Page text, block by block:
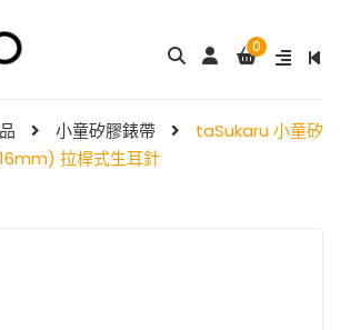
0
小童矽膠錶帶
taSukaru 小童矽
拉桿式生耳針
$98.00